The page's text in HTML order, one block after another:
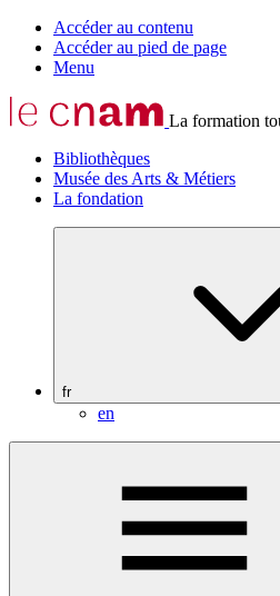
Accéder au contenu
Accéder au pied de page
Menu
La formation
Bibliothèques
Musée des Arts & Métiers
La fondation
fr
en